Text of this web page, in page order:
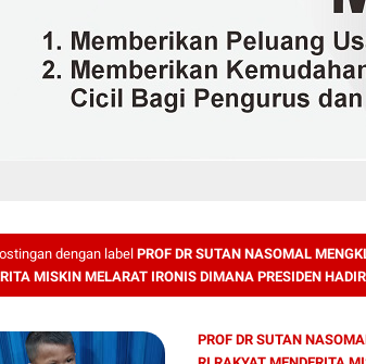
dengan label PROF DR SUTAN NASOMAL
MISKIN MELARAT IRONIS DIMANA PRESIDEN
PROF DR SUTAN